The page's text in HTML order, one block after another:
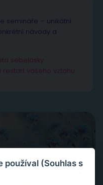
semináře – unikátní
návody a
sebelásky
vašeho vztahu
používal (Souhlas s